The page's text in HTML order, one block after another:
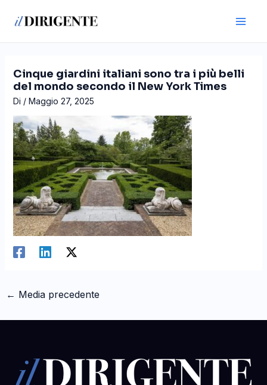
Cinque giardini italiani sono tra i più belli
del mondo secondo il New York Times
Di / Maggio 27, 2025
articoli
← Media precedente